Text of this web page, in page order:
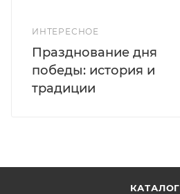
ИНТЕРЕСНОЕ
Празднование дня
победы: история и
традиции
КАТАЛОГ